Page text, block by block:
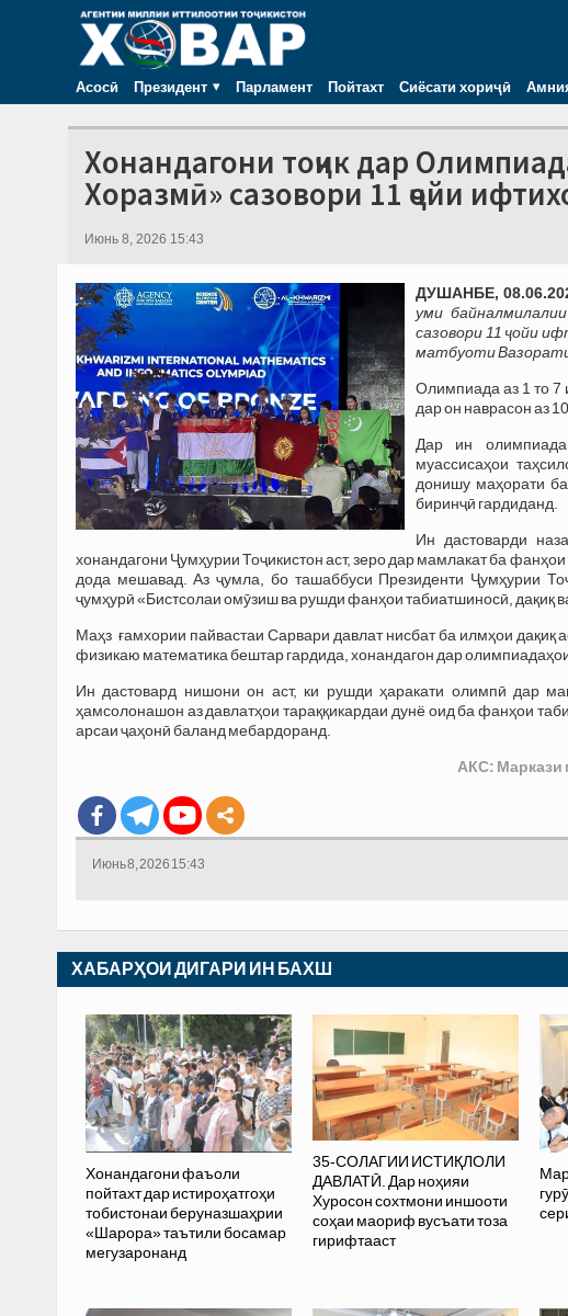
Асосӣ Президент Парламент Пойтахт Сиёсати хориҷӣ
Хонандагони тоҷик дар
Хоразмӣ» сазовори 11 ҷойи
Июнь 8, 2026 15:43
ДУШАНБЕ,
уми
сазовори 11 ҷойи
матбуоти Вазорати
Олимпиада аз 1 то 7
дар он наврасон аз
Дар ин
муассисаҳои
донишу маҳорати
биринҷӣ гардиданд.
Ин дастоварди
хонандагони Ҷумҳурии Тоҷикистон аст, зеро дар мамлакат ба
дода мешавад. Аз ҷумла, бо ташаббуси Президенти Ҷумҳурии
ҷумҳурӣ «Бистсолаи омӯзиш ва рушди фанҳои табиатшиносӣ, дақиқ
Маҳз ғамхории пайвастаи Сарвари давлат нисбат ба илмҳои дақиқ
физикаю математика бештар гардида, хонандагон дар
Ин дастовард нишони он аст, ки рушди ҳаракати олимпӣ дар
ҳамсолонашон аз давлатҳои тараққикардаи дунё оид ба фанҳои
арсаи ҷаҳонӣ баланд мебардоранд.
АКС: Маркази
Июнь 8, 2026 15:43
ХАБАРҲОИ ДИГАРИ ИН БАХШ
Хонандагони фаъоли
пойтахт дар истироҳатгоҳи
тобистонаи беруназшаҳрии
«Шарора» таътили босамар
мегузаронанд
35-СОЛАГИИ ИСТИҚЛОЛИ
ДАВЛАТӢ. Дар ноҳияи
Хуросон сохтмони иншооти
соҳаи маориф вусъати тоза
гирифтааст